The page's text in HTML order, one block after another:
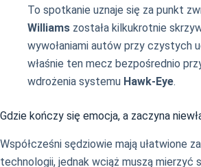
To spotkanie uznaje się za punkt
Williams została kilkukrotnie
wywołaniami autów przy czystych
właśnie ten mecz bezpośrednio
wdrożenia systemu Hawk-Eye.
Gdzie kończy się emocja, a zaczyna
Współcześni sędziowie mają ułatwione
technologii, jednak wciąż muszą mierzyć